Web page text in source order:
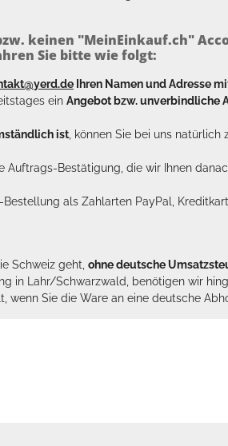
keinen "MeinEinkauf.ch"
Sie bitte wie folgt:
Ihren Namen und Adresse
ein Angebot bzw. unverbindliche
ist , können Sie bei uns
Auftrags-Bestätigung, die wir Ihnen
als Zahlarten PayPal,
Schweiz geht, ohne deutsche
in Lahr/Schwarzwald, benötigen wir
wenn Sie die Ware an eine deutsche